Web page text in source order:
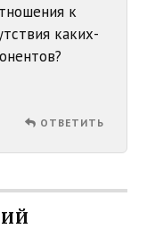
к
каких-
ОТВЕТИТЬ